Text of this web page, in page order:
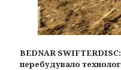
BEDNAR
перебудувало